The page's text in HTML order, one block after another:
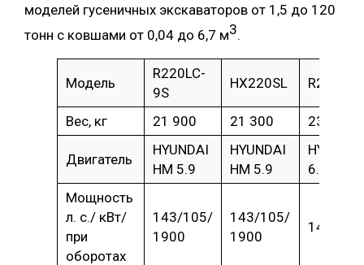
моделей гусеничных экскаваторов от 1,5 до 120
тонн с ковшами от 0,04 до 6,7 м3.
Модель
R220LC-
9S
НХ220SL
Вес, кг 21 900 21 300 23 800
Двигатель
HYUNDAI
HM 5.9
HYUNDAI
HM 5.9
6.7
Мощность
л. с./ кВт/
при
оборотах
143/105/
1900
143/105/
1900
145/